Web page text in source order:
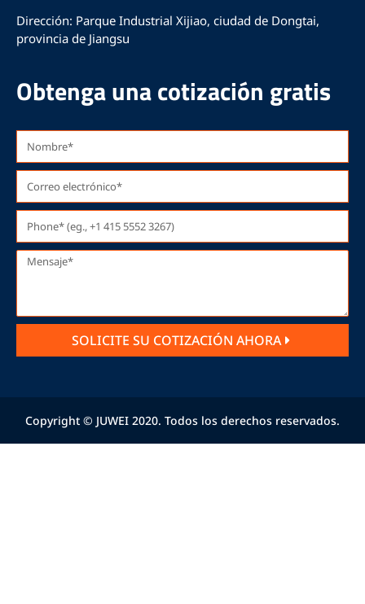
Dirección: Parque Industrial Xijiao, ciudad de Dongtai,
provincia de Jiangsu
Obtenga una cotización gratis
SOLICITE SU COTIZACIÓN AHORA
Copyright © JUWEI 2020. Todos los derechos reservados.